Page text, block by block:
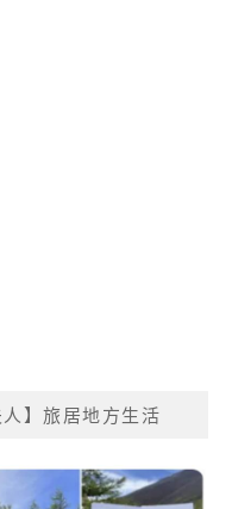
】旅居地方生活